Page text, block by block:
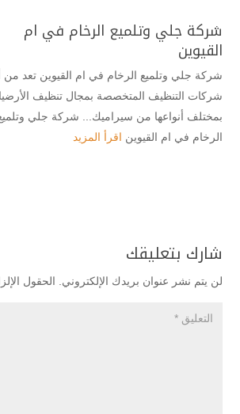
شركة جلي وتلميع الرخام في ام
القيوين
شركة جلي وتلميع الرخام في ام القيوين تعد من
شركات التنظيف المتخصصة بمجال تنظيف
بمختلف أنواعها من سيراميك... شركة جلي
الرخام في ام القيوين اقرأ المزيد
شارك بتعليقك
لن يتم نشر عنوان بريدك الإلكتروني. الحقول